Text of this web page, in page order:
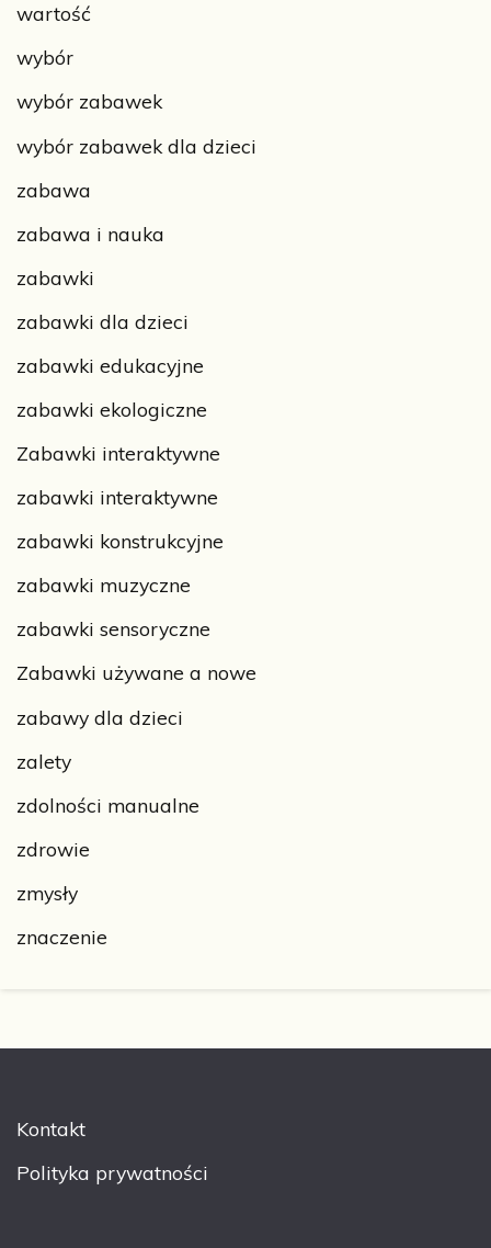
wartość
wybór
wybór zabawek
wybór zabawek dla dzieci
zabawa
zabawa i nauka
zabawki
zabawki dla dzieci
zabawki edukacyjne
zabawki ekologiczne
Zabawki interaktywne
zabawki interaktywne
zabawki konstrukcyjne
zabawki muzyczne
zabawki sensoryczne
Zabawki używane a nowe
zabawy dla dzieci
zalety
zdolności manualne
zdrowie
zmysły
znaczenie
Kontakt
Polityka prywatności